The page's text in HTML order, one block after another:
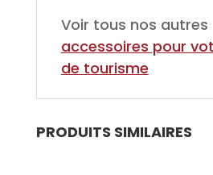
Voir tous nos autres
accessoires pour
de tourisme
PRODUITS SIMILAIRES